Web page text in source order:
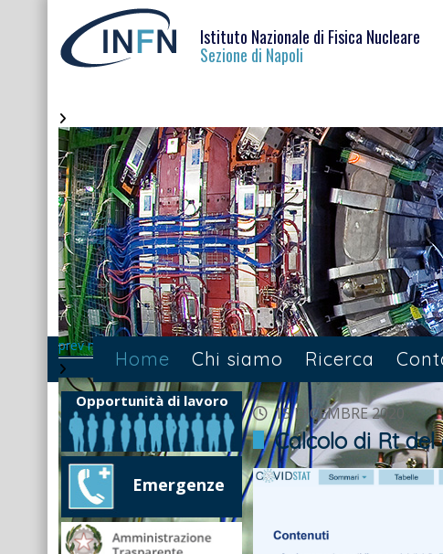
Istituto Nazionale di Fisica Nucleare
Sezione di Napoli
prev next
Home Chi siamo Ricerca
Opportunità di lavoro
Emergenze
15 DICEMBRE 2020
Calcolo di Rt